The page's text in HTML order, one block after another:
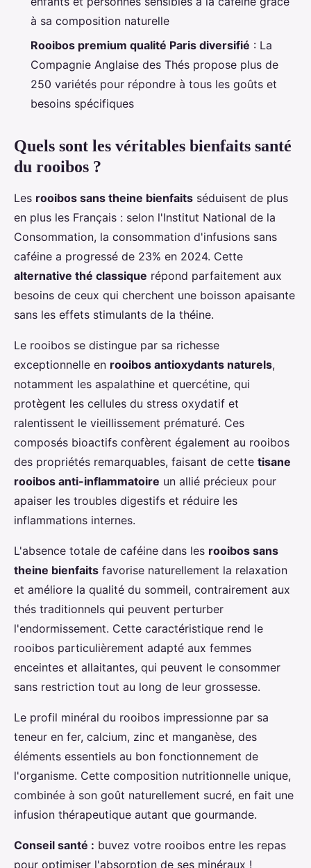
à sa composition naturelle
Rooibos premium qualité Paris diversifié : La
Compagnie Anglaise des Thés propose plus de
250 variétés pour répondre à tous les goûts et
besoins spécifiques
Quels sont les véritables bienfaits santé
du rooibos ?
Les rooibos sans theine bienfaits séduisent de plus
en plus les Français : selon l'Institut National de la
Consommation, la consommation d'infusions sans
caféine a progressé de 23% en 2024. Cette
alternative thé classique répond parfaitement aux
besoins de ceux qui cherchent une boisson apaisante
sans les effets stimulants de la théine.
Le rooibos se distingue par sa richesse
exceptionnelle en rooibos antioxydants naturels,
notamment les aspalathine et quercétine, qui
protègent les cellules du stress oxydatif et
ralentissent le vieillissement prématuré. Ces
composés bioactifs confèrent également au rooibos
des propriétés remarquables, faisant de cette tisane
rooibos anti-inflammatoire un allié précieux pour
apaiser les troubles digestifs et réduire les
inflammations internes.
L'absence totale de caféine dans les rooibos sans
theine bienfaits favorise naturellement la relaxation
et améliore la qualité du sommeil, contrairement aux
thés traditionnels qui peuvent perturber
l'endormissement. Cette caractéristique rend le
rooibos particulièrement adapté aux femmes
enceintes et allaitantes, qui peuvent le consommer
sans restriction tout au long de leur grossesse.
Le profil minéral du rooibos impressionne par sa
teneur en fer, calcium, zinc et manganèse, des
éléments essentiels au bon fonctionnement de
l'organisme. Cette composition nutritionnelle unique,
combinée à son goût naturellement sucré, en fait une
infusion thérapeutique autant que gourmande.
Conseil santé : buvez votre rooibos entre les repas
pour optimiser l'absorption de ses minéraux !